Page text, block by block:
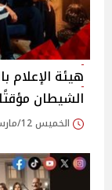
هيئة
الشيطان
الخميس 12/مارس/2026 - 05:31 م